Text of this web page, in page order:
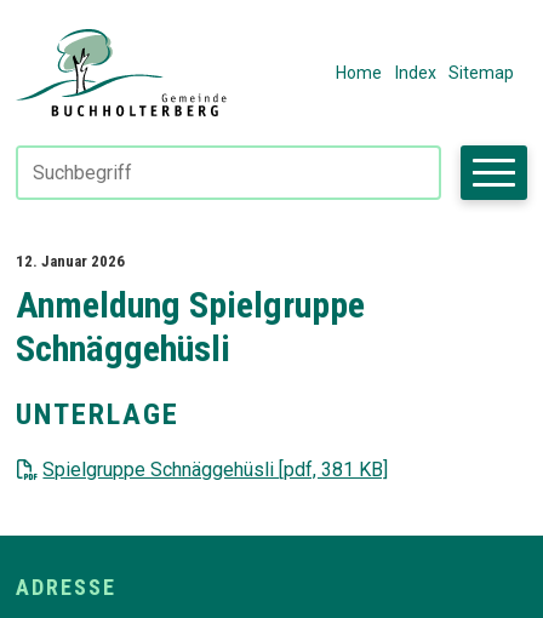
Navigieren in Fiktivhausen
Home Index Sitemap
Suchbegriff
Suche starten
Anmeldung Spielgruppe
Schnäggehüsli
12. Januar 2026
UNTERLAGE
Spielgruppe Schnäggehüsli [pdf, 381 KB]
Footer
ADRESSE